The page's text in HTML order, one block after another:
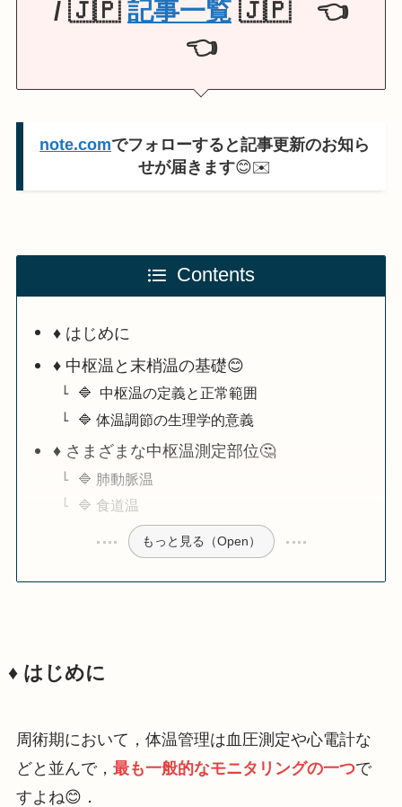
/ 🇯🇵 記事一覧 🇯🇵 👈
👈
note.comでフォローすると記事更新のお知ら
せが届きます😊✉️
Contents
♦️ はじめに
♦️ 中枢温と末梢温の基礎😊
🔷 中枢温の定義と正常範囲
🔷 体温調節の生理学的意義
♦️ さまざまな中枢温測定部位🤔
🔷 肺動脈温
🔷 食道温
もっと見る（Open）
♦️ はじめに
周術期において，体温管理は血圧測定や心電計な
どと並んで， 最も一般的なモニタリングの一つで
すよね😊．